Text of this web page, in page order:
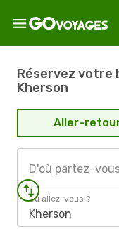
Réservez votre
Kherson
Aller-
D'où partez-
Où allez-vous ?
Kherson